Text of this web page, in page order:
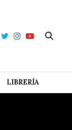
LIBRERÍA